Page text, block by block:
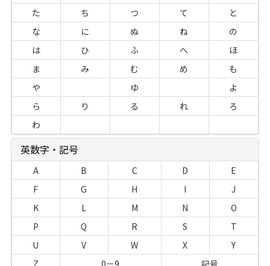
た
ち つ て
と
な
に ぬ ね
の
は
ひ ふ へ
ほ
ま
み む め
も
や
ゆ
よ
ら
り る れ
ろ
わ
英数字・記号
A B C D
E
F
G H I
J
K
L M N
O
P
Q R S
T
U
V W X
Y